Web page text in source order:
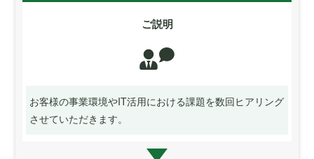
ご説明
お客様の事業環境やIT活用における課題を数回ヒアリング
させていただきます。